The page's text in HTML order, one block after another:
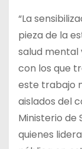
“La
pieza de la
salud mental
con los que
este trabajo
aislados del
Ministerio de
quienes